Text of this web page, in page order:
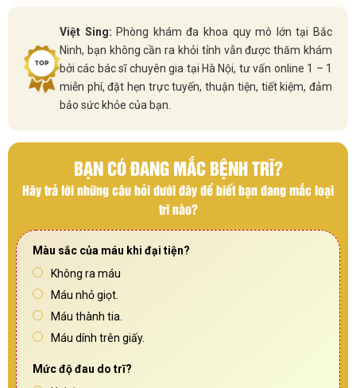
Việt Sing: Phòng khám đa khoa quy mô lớn tại Bắc
Ninh, bạn không cần ra khỏi tỉnh vẫn được thăm khám
bởi các bác sĩ chuyên gia tại Hà Nội, tư vấn online 1 – 1
miễn phí, đặt hẹn trực tuyến, thuận tiện, tiết kiệm, đảm
bảo sức khỏe của bạn.
BẠN CÓ ĐANG MẮC BỆNH TRĨ?
Hãy trả lời những câu hỏi dưới đây để biết bạn đang mắc loại
trĩ nào?
Màu sắc của máu khi đại tiện?
Không ra máu
Máu nhỏ giọt.
Máu thành tia.
Máu dính trên giấy.
Mức độ đau do trĩ?